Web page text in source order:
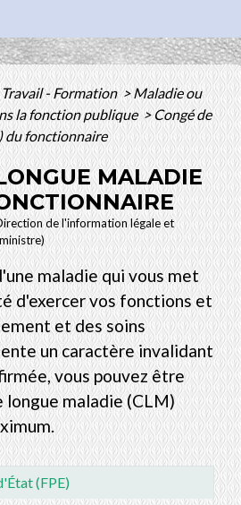
Travail - Formation> Maladie ou
la fonction publique > Congé de
du fonctionnaire
MALADIE
de l'information légale et
maladie qui vous met
d'exercer vos fonctions et
et des soins
un caractère invalidant
vous pouvez être
longue maladie (CLM)
(FPE)